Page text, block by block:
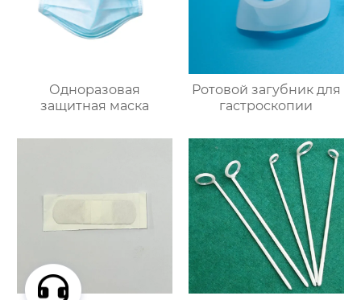
Одноразовая
защитная маска
Ротовой загубник для
гастроскопии